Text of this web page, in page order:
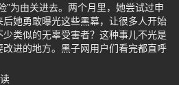
”为由关进去。两个月里，她尝试过申
她勇敢曝光这些黑幕，让很多人开始
类似的无辜受害者？这种事儿不光是
进的地方。黑子网用户们看完都直呼